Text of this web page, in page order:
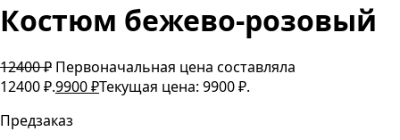
Костюм бежево-розовый
12400₽ Первоначальная цена составляла
12400 ₽.9900₽Текущая цена: 9900 ₽.
Предзаказ